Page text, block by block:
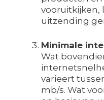
vooruitkijken,
uitzending
Minimale
Wat
varieert
mb/s. Wat